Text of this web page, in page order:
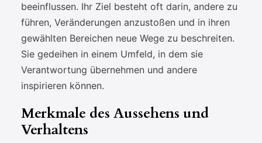
beeinflussen. Ihr Ziel besteht oft darin, andere zu
führen, Veränderungen anzustoßen und in ihren
gewählten Bereichen neue Wege zu beschreiten.
Sie gedeihen in einem Umfeld, in dem sie
Verantwortung übernehmen und andere
inspirieren können.
Merkmale des Aussehens und
Verhaltens